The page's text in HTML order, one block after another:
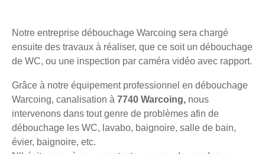
Notre entreprise débouchage Warcoing sera chargé
ensuite des travaux à réaliser, que ce soit un débouchage
de WC, ou une inspection par caméra vidéo avec rapport.
Grâce à notre équipement professionnel en débouchage
Warcoing, canalisation à 7740 Warcoing, nous
intervenons dans tout genre de problèmes afin de
débouchage les WC, lavabo, baignoire, salle de bain,
évier, baignoire, etc.